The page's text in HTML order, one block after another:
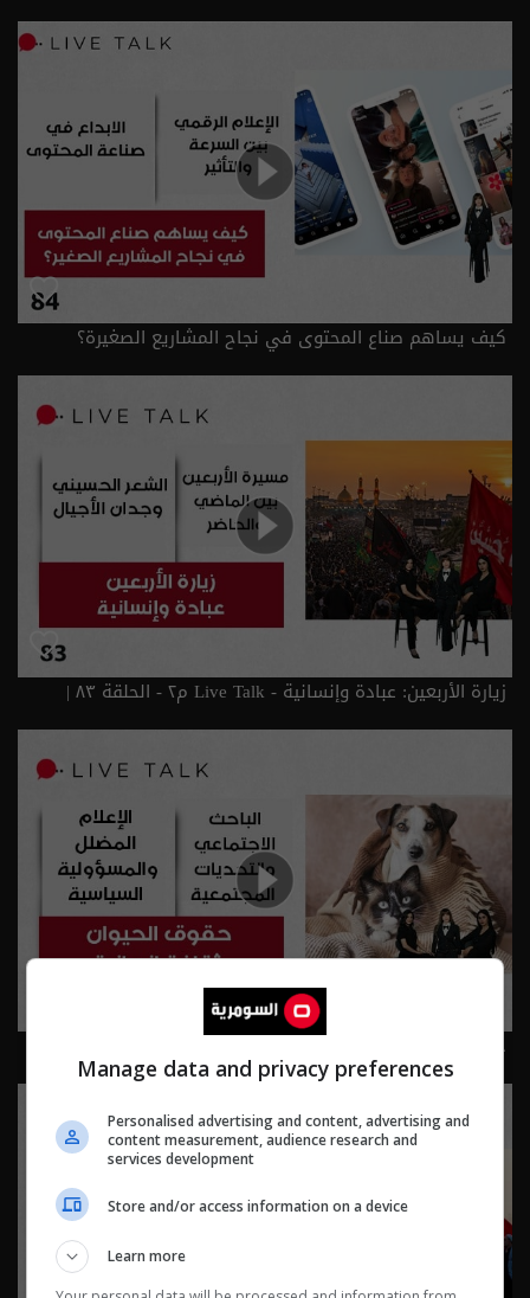
كيف يساهم صناع المحتوى في نجاح المشاريع الصغيرة؟
الحلقة ٨٤ | الموسم 2
زيارة الأربعين: عبادة وإنسانية - Live Talk م٢ - الحلقة ٨٣ |
الموسم 2
الموسم 2Manage data and privacy preferences
Personalised advertising and content, advertising and
content measurement, audience research and
services development
Store and/or access information on a device
Learn more